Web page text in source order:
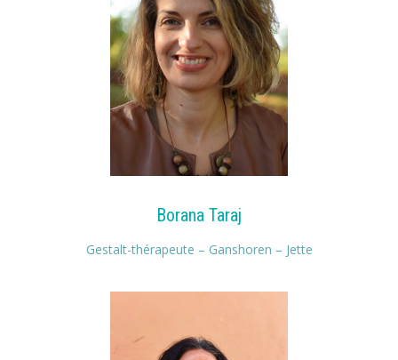
Borana Taraj
Gestalt-thérapeute – Ganshoren – Jette